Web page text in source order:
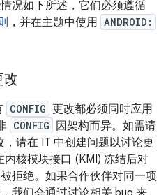
况如下所述，它们必须遵循
，并在主题中使用 ANDROID:
CONFIG 更改都必须同时应用
CONFIG
因架构而异。如需请
，请在 IT 中创建问题以讨论更
内核模块接口 (KMI) 冻结后对
拒绝。如果合作伙伴对同一项